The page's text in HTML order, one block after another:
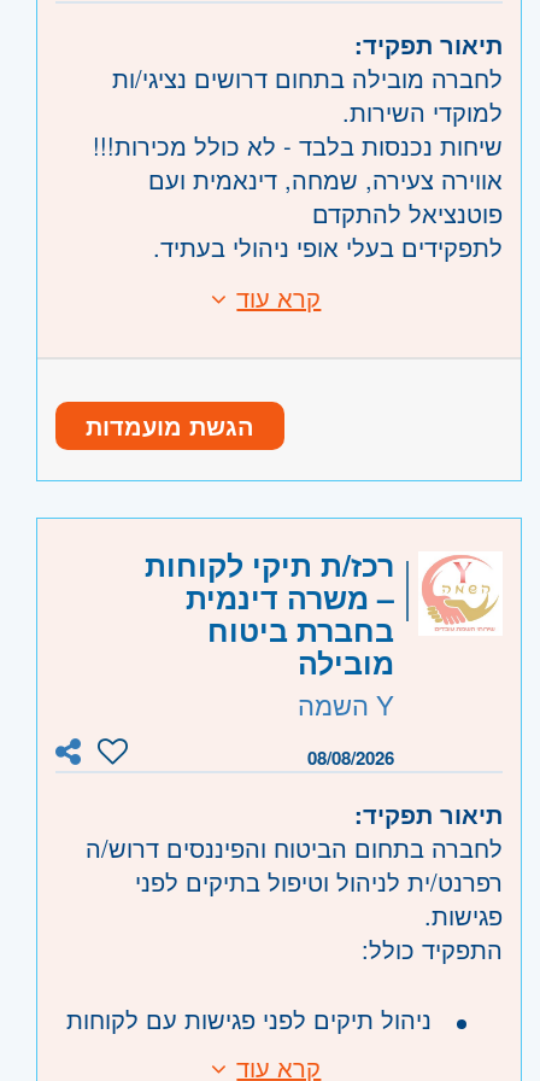
תיאור תפקיד:
לחברה מובילה בתחום דרושים נציגי/ות
למוקדי השירות.
שיחות נכנסות בלבד - לא כולל מכירות!!!
אווירה צעירה, שמחה, דינאמית ועם
פוטנציאל להתקדם
לתפקידים בעלי אופי ניהולי בעתיד.
אופציה למשמרות ערב.
אוכל, חדר כושר, נופשי חברה לחו״ל,
ניסיון קודם - יתרון.
משרה מלאה,משרה חלקית
משמרות,לפי שעות
אזור: מרכז - תל אביב, פתח תקווה, רמת גן
וגבעתיים, בקעת אונו וגבעת שמואל, חולון
ובת-ים, מודיעין
- חדרה וזכרון יעקב, נתניה ועמק חפר,
רעננה, כפר סבא והוד השרון, ראש העין,
הרצליה ורמת השרון
- ירושלים, יהודה ושומרון, בית שמש
השפלה - ראשון לציון ונס- ציונה, רמלה לוד,
רחובות, יבנה
קרא עוד
הגשת מועמדות
רכז/ת תיקי לקוחות
– משרה דינמית
בחברת ביטוח
מובילה
Y השמה
08/08/2026
תיאור תפקיד:
לחברה בתחום הביטוח והפיננסים דרוש/ה
רפרנט/ית לניהול וטיפול בתיקים לפני
פגישות.
התפקיד כולל:
ניהול תיקים לפני פגישות עם לקוחות
קרא עוד